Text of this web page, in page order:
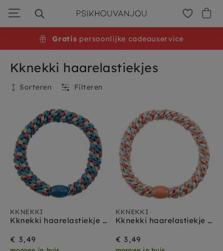
door
naar
Kknekki haarelastiekjes
Sorteren Filteren
Filteren
KKNEKKI
Kknekki haarelastiekje mix petrol blauw glitter
€ 3,49
KKNEKKI
Kknekki haarelastiekje mix roze zilver
€ 3,49
Gratis persoonlijke cadeauservice